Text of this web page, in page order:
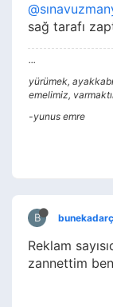
sağ tarafı
...
yürümek,
emelimiz,
-yunus emre
B
Reklam
zannettim